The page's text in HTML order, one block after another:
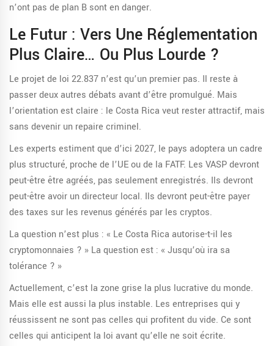
n’ont pas de plan B sont en danger.
Le Futur : Vers Une Réglementation
Plus Claire… Ou Plus Lourde ?
Le projet de loi 22.837 n’est qu’un premier pas. Il reste à
passer deux autres débats avant d’être promulgué. Mais
l’orientation est claire : le Costa Rica veut rester attractif, mais
sans devenir un repaire criminel.
Les experts estiment que d’ici 2027, le pays adoptera un cadre
plus structuré, proche de l’UE ou de la FATF. Les VASP devront
peut-être être agréés, pas seulement enregistrés. Ils devront
peut-être avoir un directeur local. Ils devront peut-être payer
des taxes sur les revenus générés par les cryptos.
La question n’est plus : « Le Costa Rica autorise-t-il les
cryptomonnaies ? » La question est : « Jusqu’où ira sa
tolérance ? »
Actuellement, c’est la zone grise la plus lucrative du monde.
Mais elle est aussi la plus instable. Les entreprises qui y
réussissent ne sont pas celles qui profitent du vide. Ce sont
celles qui anticipent la loi avant qu’elle ne soit écrite.